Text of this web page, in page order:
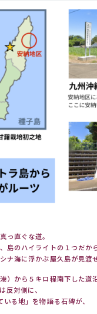
っ直ぐな道。
島のハイライトの１つだか
ナ海に浮かぶ屋久島が見渡
）から５キロ程南下した道
反対側に、
る地」を物語る石碑が、